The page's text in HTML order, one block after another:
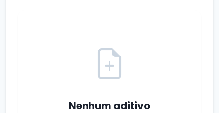
Nenhum aditivo